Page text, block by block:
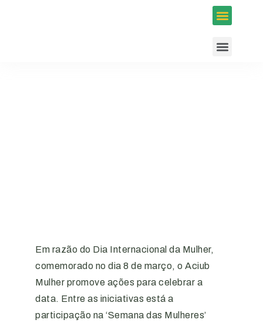
Em razão do Dia Internacional da Mulher,
comemorado no dia 8 de março, o Aciub
Mulher promove ações para celebrar a
data. Entre as iniciativas está a
participação na ‘Semana das Mulheres’